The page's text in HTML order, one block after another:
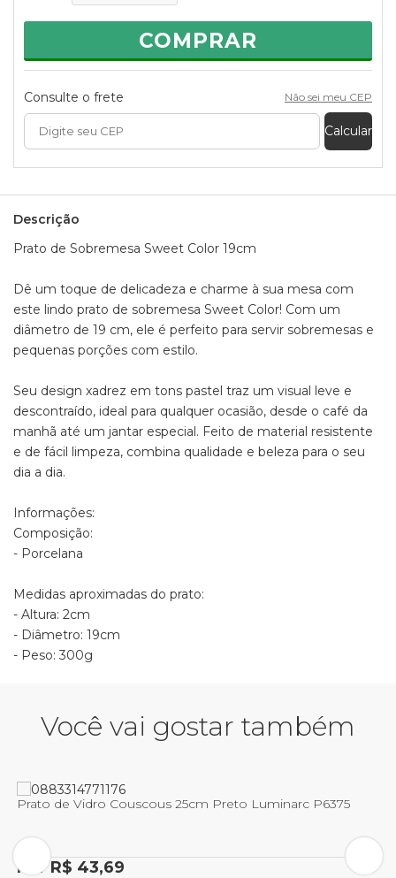
e de fácil limpeza, combina qualidade e beleza para o seu
dia a dia.
Informações:
Composição:
Medidas aproximadas do prato:
- Altura: 2cm
- Diâmetro: 19cm
- Peso: 300g
COMPRAR
Consulte o frete Não sei meu CEP
Calcular
Descrição
Prato de Sobremesa Sweet Color 19cm
Dê um toque de delicadeza e charme à sua mesa com
este lindo prato de sobremesa Sweet Color! Com um
diâmetro de 19 cm, ele é perfeito para servir sobremesas e
pequenas porções com estilo.
Seu design xadrez em tons pastel traz um visual leve e
descontraído, ideal para qualquer ocasião, desde o café da
manhã até um jantar especial. Feito de material resistente
e de fácil limpeza, combina qualidade e beleza para o seu
dia a dia.
Informações:
Composição:
- Porcelana
Medidas aproximadas do prato:
- Altura: 2cm
- Diâmetro: 19cm
- Peso: 300g
Você vai gostar também
Prato de Vidro Couscous 25cm Preto Luminarc P6375
Por R$ 43,69